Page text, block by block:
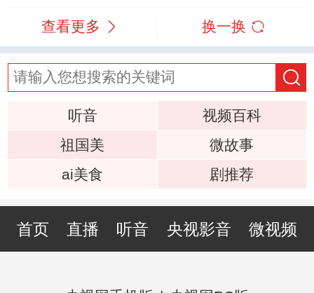
查看更多 换一换
听音
视频百科
祖国美
微故事
ai美食
剧推荐
首页 直播 听音 央视影音 微视频